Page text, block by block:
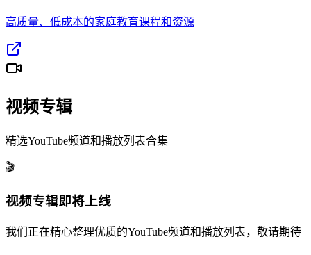
高质量、低成本的家庭教育课程和资源
视频专辑
精选YouTube频道和播放列表合集
🎬
视频专辑即将上线
我们正在精心整理优质的YouTube频道和播放列表，敬请期待